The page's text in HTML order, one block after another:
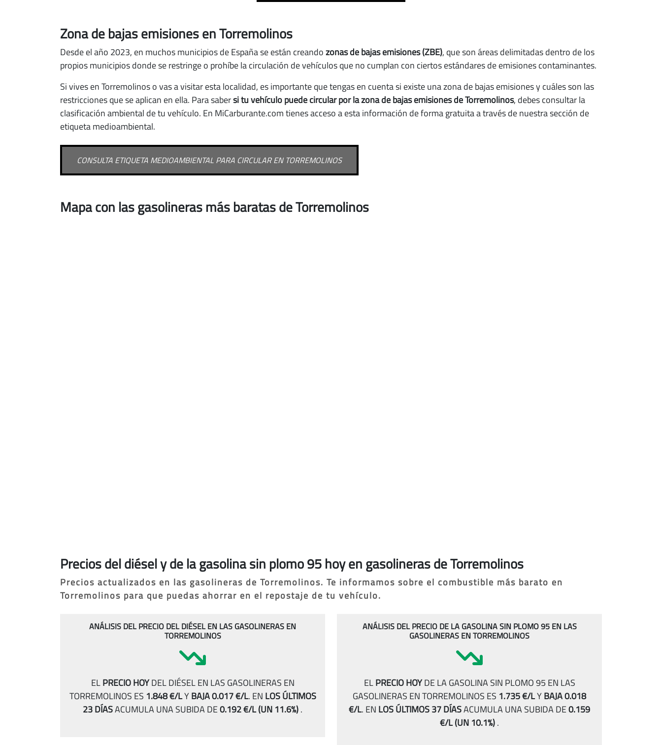
Zona de bajas emisiones en Torremolinos
Desde el año 2023, en muchos municipios de España se están creandozonas de bajas emisiones (ZBE), que son áreas delimitadas dentro de los
propios municipios donde se restringe o prohíbe la circulación de vehículos que no cumplan con ciertos estándares de emisiones contaminantes.
Si vives en Torremolinos o vas a visitar esta localidad, es importante que tengas en cuenta si existe una zona de bajas emisiones y cuáles son las
restricciones que se aplican en ella. Para sabersi tu vehículo puede circular por la zona de bajas emisiones de Torremolinos, debes consultar la
clasificación ambiental de tu vehículo. En MiCarburante.com tienes acceso a esta información de forma gratuita a través de nuestra sección de
etiqueta medioambiental.
CONSULTA ETIQUETA MEDIOAMBIENTAL PARA CIRCULAR EN TORREMOLINOS
Mapa con las gasolineras más baratas de Torremolinos
Precios del diésel y de la gasolina sin plomo 95 hoy en gasolineras de Torremolinos
Precios actualizados en las gasolineras de Torremolinos. Te informamos sobre el combustible más barato en
Torremolinos para que puedas ahorrar en el repostaje de tu vehículo.
ANÁLISIS DEL PRECIO DEL DIÉSEL EN LAS GASOLINERAS EN
TORREMOLINOS
ELPRECIO HOYDEL DIÉSEL EN LAS GASOLINERAS EN
TORREMOLINOS ES 1.848 €/LYBAJA 0.017 €/L. EN LOS ÚLTIMOS
23 DÍASACUMULA UNA SUBIDA DE0.192 €/L(UN 11.6%).
ANÁLISIS DEL PRECIO DE LA GASOLINA SIN PLOMO 95 EN LAS
GASOLINERAS EN TORREMOLINOS
ELPRECIO HOYDE LA GASOLINA SIN PLOMO 95 EN LAS
GASOLINERAS EN TORREMOLINOS ES 1.735 €/LYBAJA 0.018
€/L. EN LOS ÚLTIMOS 37 DÍASACUMULA UNA SUBIDA DE0.159
€/L(UN 10.1%).